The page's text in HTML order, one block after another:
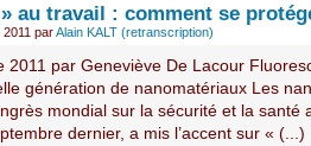
au travail : comment se
parAlain KALT (retranscription)
2011 par Geneviève De Lacour
génération de nanomatériaux Les
mondial sur la sécurité et la santé
dernier, a mis l’accent sur « (...)